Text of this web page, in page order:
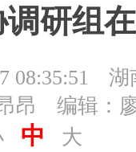
研组
08:35:51
湖
昂
编辑：
中 大